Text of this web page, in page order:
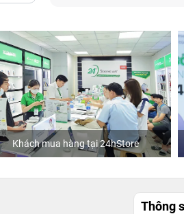
Khách mua hàng tại 24hStore
Thông